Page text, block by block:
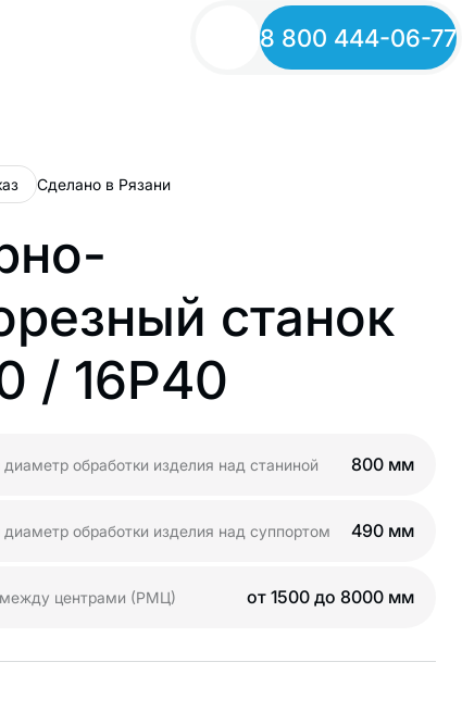
8 800 444-06-77
Сделано в Рязани
станок
/ 16Р40
обработки изделия над станиной 800 мм
обработки изделия над суппортом 490 мм
между центрами (РМЦ) от 1500 до 8000 мм